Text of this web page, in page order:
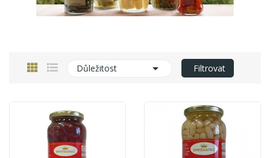
Důležitost  Filtrovat